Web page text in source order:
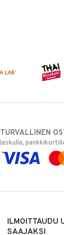
TURVALLINEN
laskulla,
ILMOITTAUDU
SAAJAKSI